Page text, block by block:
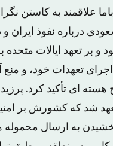
علاقمند به کاستن
درباره نفوذ ایران
و بر تعهد ایالات متحده
اجرای تعهدات خود، و
هسته ای تأکید کرد.
شد که کشورش بر
به ارسال محموله